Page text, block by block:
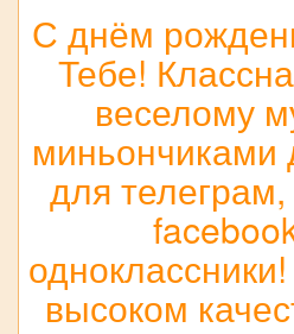
С днём
Тебе!
веселому
миньончиками
для
высоком